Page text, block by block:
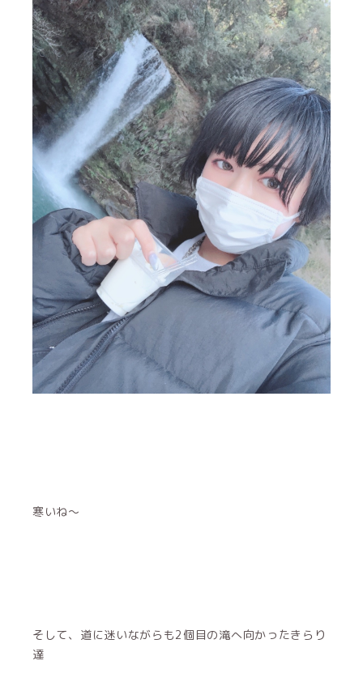
寒いね〜
そして、道に迷いながらも2個目の滝へ向かったきらり
達